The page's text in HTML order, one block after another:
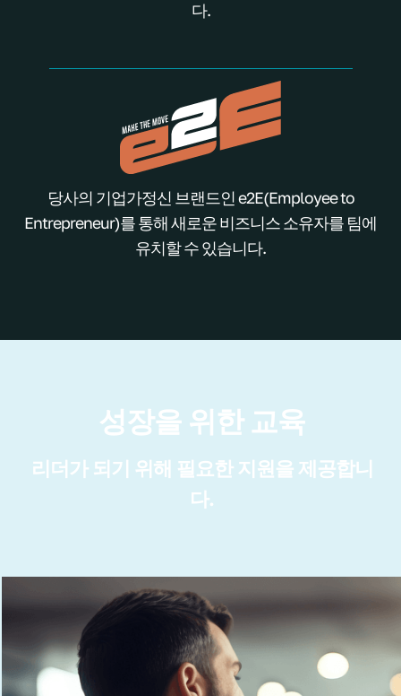
다.
당사의 기업가정신 브랜드인 e2E(Employee to
Entrepreneur)를 통해 새로운 비즈니스 소유자를 팀에
유치할 수 있습니다.
성장을 위한 교육
리더가 되기 위해 필요한 지원을 제공합니
다.